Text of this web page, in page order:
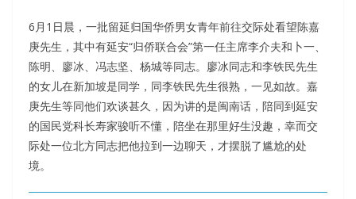
6月1日晨，一批留延归国华侨男女青年前往交际处看望陈嘉
庚先生，其中有延安“归侨联合会”第一任主席李介夫和卜一、
陈明、廖冰、冯志坚、杨城等同志。廖冰同志和李铁民先生
的女儿在新加坡是同学，同李铁民先生很熟，一见如故。嘉
庚先生等同他们欢谈甚久，因为讲的是闽南话，陪同到延安
的国民党科长寿家骏听不懂，陪坐在那里好生没趣，幸而交
际处一位北方同志把他拉到一边聊天，才摆脱了尴尬的处
境。